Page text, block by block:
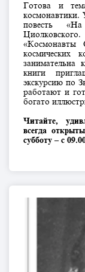
Готова и
космонавтики.
повесть «На
«Космонавты
космических
занимательна
книги
экскурсию по
работают и
богато
Читайте,
всегда
субботу – с